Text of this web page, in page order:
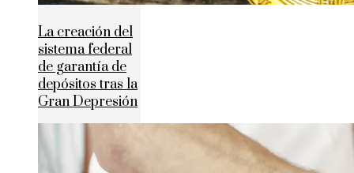
La creación del
sistema federal
de garantía de
depósitos tras la
Gran Depresión